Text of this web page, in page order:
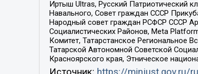
Иртыш Ultras, Русский Патриотический
Навального, Совет граждан СССР
Народный совет граждан РСФСР СССР
Социалистических Районов, Meta
Комитет, Татарстанское Региональное
Татарской Автономной Советской
Красноярского края, Этническое